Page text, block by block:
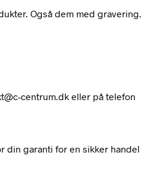
Også dem med gravering.
centrum.dk eller på telefon
din garanti for en sikker handel